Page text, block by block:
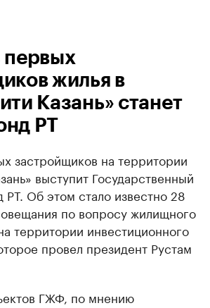
жилья в
Казань» станет
РТ
застройщиков на территории
выступит Государственный
Об этом стало известно 28
по вопросу жилищного
территории инвестиционного
провел президент Рустам
ГЖФ, по мнению